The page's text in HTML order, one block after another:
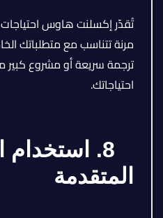
تُقدّر إكسلنت هاوس
مرنة تتناسب مع متطلباتك
ترجمة سريعة أو مشروع كبير
احتياجاتك.
8. استخدام
المتقدمة